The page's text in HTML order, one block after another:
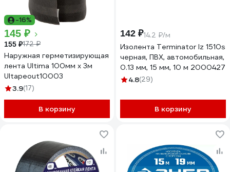
-16%
145 ₽
155 ₽172 ₽
Наружная герметизирующая
лента Ultima 100мм х 3м
Ultapeout10003
3.9(17)
В корзину
142 ₽14.2 ₽/м
Изолента Terminator Iz 1510s
черная, ПВХ, автомобильная,
0.13 мм, 15 мм, 10 м 2000427
4.8(29)
В корзину